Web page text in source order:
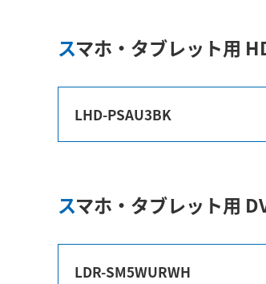
スマホ・タブレット用
LHD-PSAU3BK
スマホ・タブレット用
LDR-SM5WURWH